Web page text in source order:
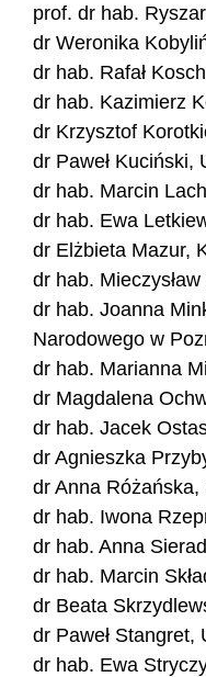
prof. dr hab.
dr Weronika
dr hab. Rafał
dr hab. Kazimierz
dr Krzysztof
dr Paweł Kuciński,
dr hab. Marcin
dr hab. Ewa
dr Elżbieta Mazur,
dr hab.
dr hab. Joanna
Narodowego w
dr hab. Marianna
dr Magdalena
dr hab. Jacek
dr Agnieszka
dr Anna Różańska,
dr hab. Iwona
dr hab. Anna
dr hab. Marcin
dr Beata
dr Paweł Stangret,
dr hab. Ewa